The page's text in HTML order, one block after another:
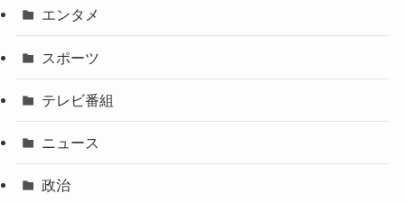
エンタメ
スポーツ
テレビ番組
ニュース
政治